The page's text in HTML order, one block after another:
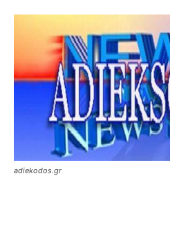
adiekodos.gr